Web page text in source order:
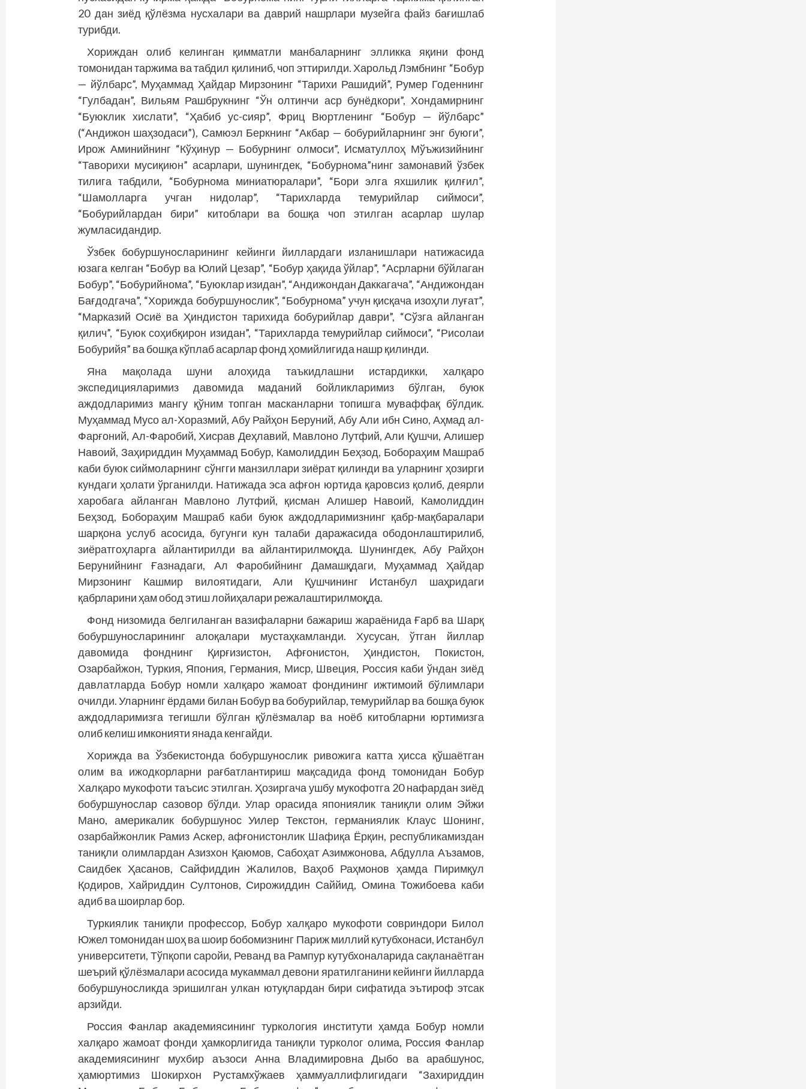
20 дан зиёд қўлёзма нусхалари ва даврий нашрлари музейга файз бағишлаб
турибди.
Хориждан олиб келинган қимматли манбаларнинг элликка яқини фонд
томонидан таржима ва табдил қилиниб, чоп эттирилди. Харольд Лэмбнинг “Бобур
— йўлбарс”, Муҳаммад Ҳайдар Мирзонинг “Тарихи Рашидий”, Румер Годеннинг
“Гулбадан”, Вильям Рашбрукнинг “Ўн олтинчи аср бунёдкори”, Хондамирнинг
“Буюклик хислати”, “Ҳабиб ус-сияр”, Фриц Вюртленинг “Бобур — йўлбарс”
(“Андижон шаҳзодаси”), Самюэл Берк­нинг “Акбар — бобурийларнинг энг буюги”,
Ирож Аминийнинг “Кўҳинур — Бобурнинг олмоси”, Исматуллоҳ Мўъжизийнинг
“Таворихи мусиқиюн” асарлари, шу­нингдек, “Бобурнома”нинг замонавий ўзбек
тилига табдили, “Бобурнома миниатюралари”, “Бори элга яхшилик қилғил”,
“Шамолларга учган нидолар”, “Тарихларда темурийлар сиймоси”,
“Бобурийлардан бири” китоблари ва бош­­қа чоп этилган асарлар шулар
жумласидандир.
Ўзбек бобуршуносларининг кейинги йиллардаги изланишлари натижасида
юзага келган “Бобур ва Юлий Цезар”, “Бобур ҳақида ўйлар”, “Асрларни бўйлаган
Бобур”, “Бобурийнома”, “Буюклар изидан”, “Андижондан Даккагача”, “Андижондан
Бағдодгача”, “Хорижда бобуршунослик”, “Бобурнома” учун қисқача изоҳли луғат”,
“Марказий Осиё ва Ҳиндистон тарихида бобурийлар даври”, “Сўзга айланган
қилич”, “Буюк соҳибқирон изидан”, “Тарихларда темурийлар сиймоси”, “Рисолаи
Бобурийя” ва бошқа кўплаб асарлар фонд ҳомийлигида нашр қилинди.
Яна мақолада шуни алоҳида таъкид­лашни истардикки, халқаро
экспедицияларимиз давомида маданий бойликларимиз бўлган, буюк
аждодларимиз мангу қўним топган масканларни топишга муваффақ бўлдик.
Муҳаммад Мусо ал-Хоразмий, Абу Райҳон Беруний, Абу Али ибн Сино, Аҳмад ал-
Фарғоний, Ал-Фаробий, Хис­рав Деҳлавий, Мавлоно Лутфий, Али Қушчи, Алишер
Навоий, Заҳириддин Муҳаммад Бобур, Камолиддин Беҳзод, Бобораҳим Машраб
каби буюк сиймоларнинг сўнгги манзиллари зиёрат қилинди ва уларнинг ҳозирги
кундаги ҳолати ўрганилди. Натижада эса афғон юртида қаровсиз қолиб, деярли
харобага айланган Мавлоно Лутфий, қисман Алишер Навоий, Камолиддин
Беҳзод, Бобораҳим Машраб каби буюк аждодларимизнинг қабр-мақбаралари
шарқона услуб асосида, бугунги кун талаби даражасида ободонлаштирилиб,
зиёратгоҳларга айлантирилди ва айлантирилмоқда. Шу­нингдек, Абу Райҳон
Берунийнинг Ғазнадаги, Ал Фаробийнинг Дамашқдаги, Муҳаммад Ҳайдар
Мирзонинг Кашмир вилоятидаги, Али Қушчининг Истанбул шаҳридаги
қабрларини ҳам обод этиш лойиҳалари режалаштирилмоқда.
Фонд низомида белгиланган вазифаларни бажариш жараёнида Ғарб ва Шарқ
бобуршуносларининг алоқалари мус­таҳкамланди. Хусусан, ўтган йиллар
давомида фонднинг Қирғизистон, Афғонис­тон, Ҳиндистон, Покистон,
Озарбайжон, Туркия, Япония, Германия, Миср, Швеция, Россия каби ўндан зиёд
давлатларда Бобур номли халқаро жамоат фондининг ижтимоий бўлимлари
очилди. Уларнинг ёрдами билан Бобур ва бобурийлар, темурийлар ва бошқа буюк
аждодларимизга тегишли бўлган қўлёзмалар ва ноёб ки­тобларни юртимизга
олиб келиш имко­нияти янада кенгайди.
Хорижда ва Ўзбекистонда бобуршунослик ривожига катта ҳисса қўшаётган
олим ва ижодкорларни рағбатлантириш мақсадида фонд томонидан Бобур
Халқаро мукофоти таъсис этилган. Ҳозиргача ушбу мукофотга 20 нафардан зиёд
бобуршунослар сазовор бўлди. Улар орасида япо­ниялик таниқли олим Эйжи
Мано, америкалик бобуршунос Уилер Текстон, германиялик Клаус Шонинг,
озарбайжонлик Рамиз Аскер, афғонистонлик Шафиқа Ёрқин, республикамиздан
таниқли олимлардан Азизхон Қаюмов, Сабоҳат Азимжонова, Абдулла Аъзамов,
Саидбек Ҳасанов, Сайфиддин Жалилов, Ваҳоб Раҳмонов ҳамда Пиримқул
Қодиров, Хайриддин Султонов, Сирожиддин Саййид, Омина Тожибоева каби
адиб ва шоирлар бор.
Туркиялик таниқли профессор, Бобур халқаро мукофоти совриндори Билол
Южел томонидан шоҳ ва шоир бобомизнинг Париж миллий кутубхонаси, Истанбул
университети, Тўпқопи саройи, Реванд ва Рампур кутубхоналарида сақланаётган
шеърий қўлёзмалари асосида мукаммал девони яратилганини кейинги йилларда
бобуршуносликда эришилган улкан ютуқлардан бири сифатида эътироф этсак
арзийди.
Россия Фанлар академиясининг туркология институти ҳамда Бобур номли
халқаро жамоат фонди ҳамкорлигида таниқли турколог олима, Россия Фанлар
академиясининг мухбир аъзоси Анна Владимировна Дыбо ва арабшунос,
ҳамюртимиз Шокирхон Рустамхўжаев ҳаммуаллифлигидаги “Захириддин